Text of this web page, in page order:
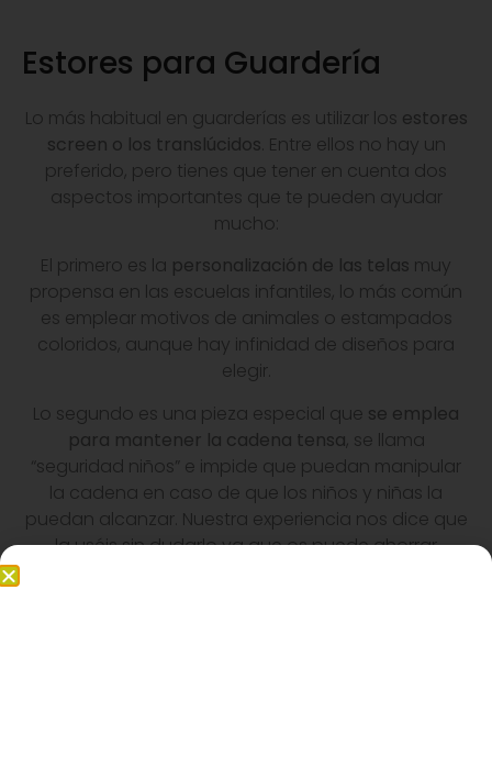
Estores para Guardería
Lo más habitual en guarderías es utilizar los estores
screen o los translúcidos . Entre ellos no hay un
preferido, pero tienes que tener en cuenta dos
aspectos importantes que te pueden ayudar
mucho:
El primero es la personalización de las telas muy
propensa en las escuelas infantiles, lo más común
es emplear motivos de animales o estampados
coloridos, aunque hay infinidad de diseños para
elegir.
Lo segundo es una pieza especial que se emplea
para mantener la cadena tensa, se llama
“seguridad niños” e impide que puedan manipular
la cadena en caso de que los niños y niñas la
puedan alcanzar. Nuestra experiencia nos dice que
la uséis sin dudarlo ya que os puede ahorrar